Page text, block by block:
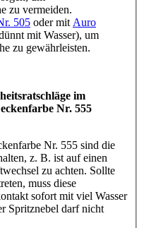
zu vermeiden.
505 oder mit Auro
mit Wasser), um
zu gewährleisten.
im
Nr. 555
Nr. 555 sind die
z. B. ist auf einen
zu achten. Sollte
muss diese
sofort mit viel Wasser
Spritznebel darf nicht